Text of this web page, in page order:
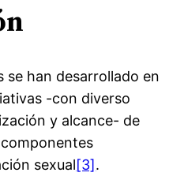
se han desarrollado en
-con diverso
y alcance- de
sexual[3].